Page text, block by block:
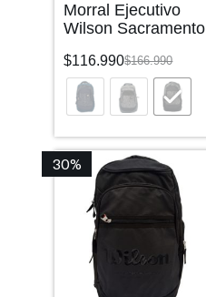
Morral Ejecutivo
Wilson Sacramento
$166.990
$116.990
30%